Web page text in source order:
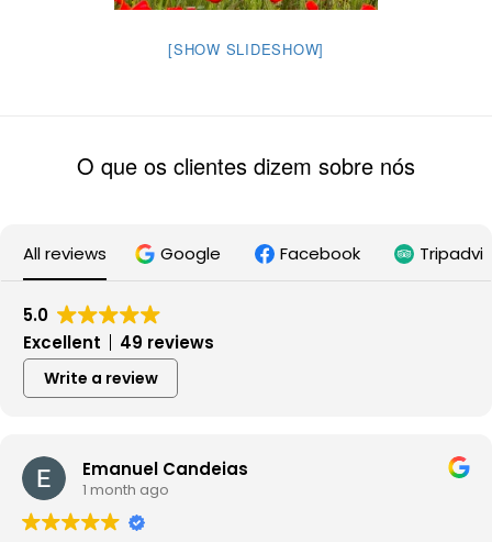
[SHOW SLIDESHOW]
O que os clientes dizem sobre nós
All reviews Google Facebook
5.0
Excellent
49 reviews
Write a review
Emanuel Candeias
1 month ago